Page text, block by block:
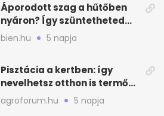
Áporodott szag a hűtőben
nyáron? Így szüntetheted
meg olcsón
bien.hu 5 napja
Pisztácia a kertben: így
nevelhetsz otthon is termő
növényt
agroforum.hu 5 napja